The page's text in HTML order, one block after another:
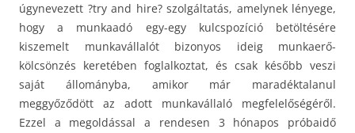
úgynevezett ?try and hire? szolgáltatás, amelynek lényege,
hogy a munkaadó egy-egy kulcspozíció betöltésére
kiszemelt munkavállalót bizonyos ideig munkaerő-
kölcsönzés keretében foglalkoztat, és csak később veszi
saját állományba, amikor már maradéktalanul
meggyőződött az adott munkavállaló megfelelőségéről.
Ezzel a megoldással a rendesen 3 hónapos próbaidő